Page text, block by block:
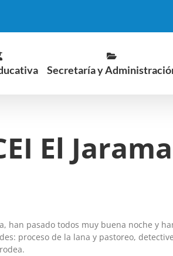
Secretaría y
El Jarama
han pasado todos muy buena noche y
proceso de la lana y pastoreo,